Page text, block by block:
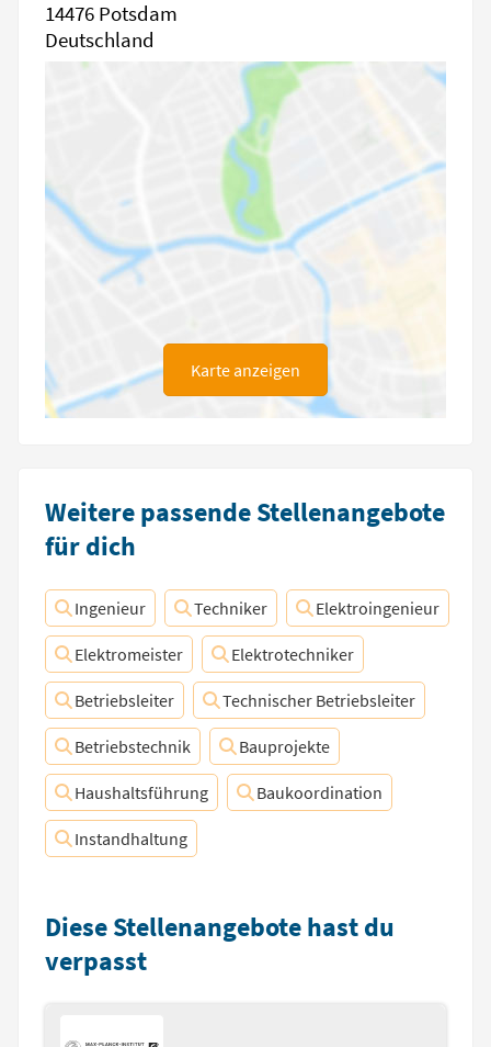
14476 Potsdam
Deutschland
Karte anzeigen
Weitere passende Stellenangebote
für dich
Ingenieur Techniker Elektroingenieur
Elektromeister Elektrotechniker
Betriebsleiter Technischer Betriebsleiter
Betriebstechnik Bauprojekte
Haushaltsführung Baukoordination
Instandhaltung
Diese Stellenangebote hast du
verpasst